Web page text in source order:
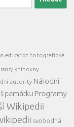
education fotografické
knihovny
autority Národní
památku Programy
Wikipedii
svobodná